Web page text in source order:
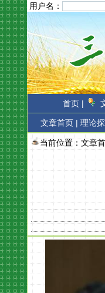
用户名：
首页 |
文章首页 | 理论
当前位置： 文章